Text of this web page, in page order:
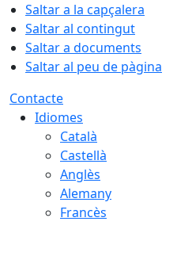
Saltar a la capçalera
Saltar al contingut
Saltar a documents
Saltar al peu de pàgina
Contacte
Idiomes
Català
Castellà
Anglès
Alemany
Francès